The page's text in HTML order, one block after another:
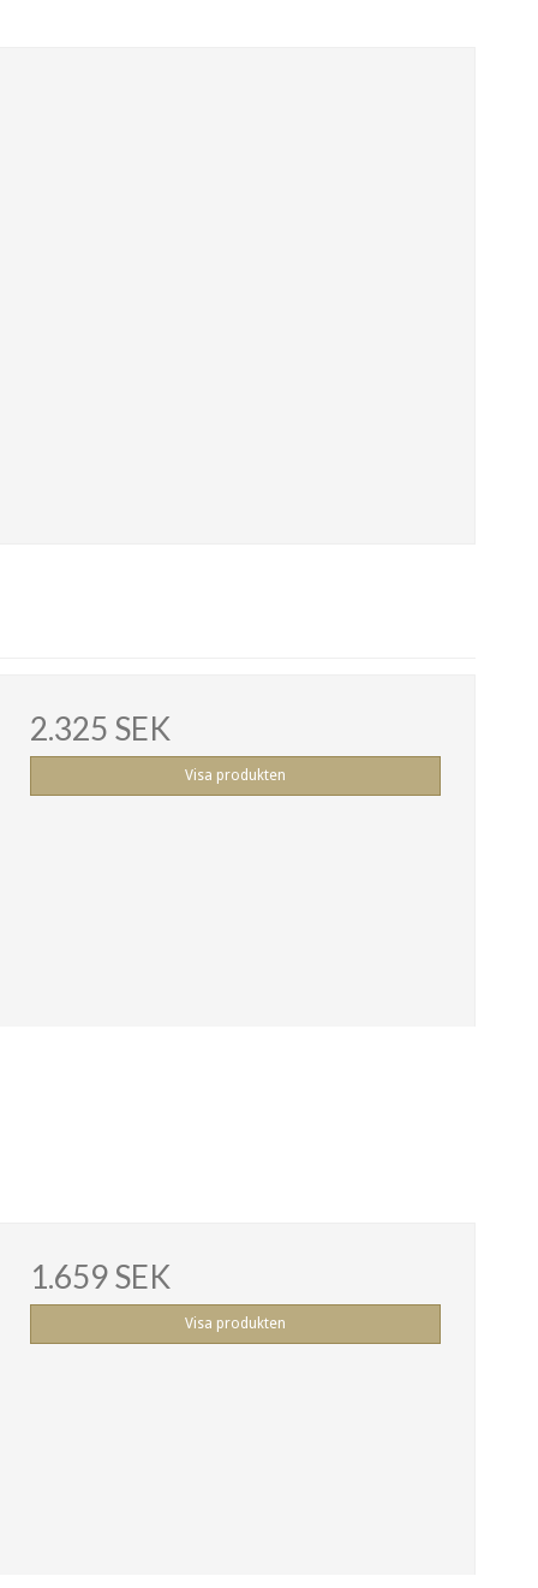
2.325 SEK
Visa produkten
1.659 SEK
Visa produkten